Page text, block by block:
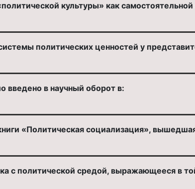
культуры» как
политических ценностей у
введено в научный оборот в:
«Политическая социализация»,
с политической средой, выражающееся в